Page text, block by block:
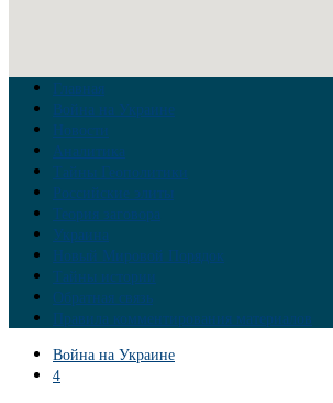
Главная
Война на Украине
Новости
Аналитика
Тайны Геополитики
Российские элиты
Теория заговора
Украина
Новый Мировой Порядок
Тайны истории
Обратная связь
Правила комментирования материалов
Война на Украине
4